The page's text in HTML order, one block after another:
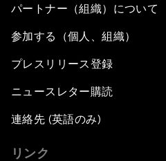
パートナー（組織）について
参加する（個人、組織）
プレスリリース登録
ニュースレター購読
連絡先 (英語のみ)
リンク